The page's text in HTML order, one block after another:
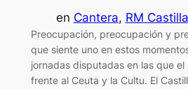
en Cantera, RM Castilla
Preocupación, preocupación y
que siente uno en estos
jornadas disputadas en las que
frente al Ceuta y la Cultu. El